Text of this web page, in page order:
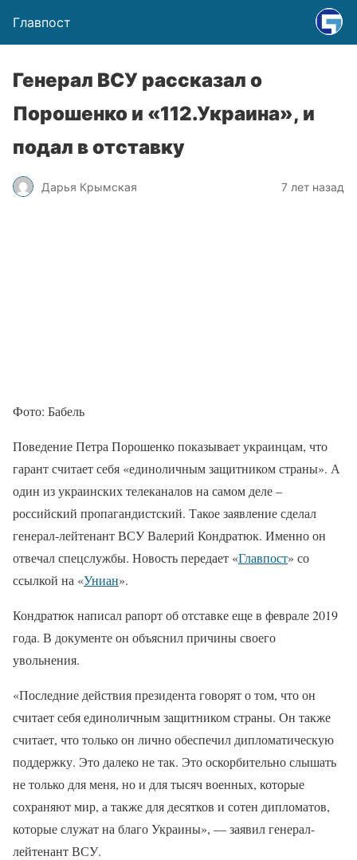
Главпост
Генерал ВСУ рассказал о
Порошенко и «112.Украина», и
подал в отставку
Дарья Крымская 7 лет назад
Фото: Бабель
Поведение Петра Порошенко показывает украинцам, что
гарант считает себя «единоличным защитником страны». А
один из украинских телеканалов на самом деле –
российский пропагандистский. Такое заявление сделал
генерал-лейтенант ВСУ Валерий Кондратюк. Именно он
отвечал спецслужбы. Новость передает «Главпост» со
ссылкой на «Униан».
Кондратюк написал рапорт об отставке еще в феврале 2019
года. В документе он объяснил причины своего
увольнения.
«Последние действия президента говорят о том, что он
считает себя единоличным защитником страны. Он также
считает, что только он лично обеспечил дипломатическую
поддержку. Это далеко не так. Это оскорбительно слышать
не только для меня, но и для тысяч военных, которые
сохраняют мир, а также для десятков и сотен дипломатов,
которые служат на благо Украины», — заявил генерал-
лейтенант ВСУ.